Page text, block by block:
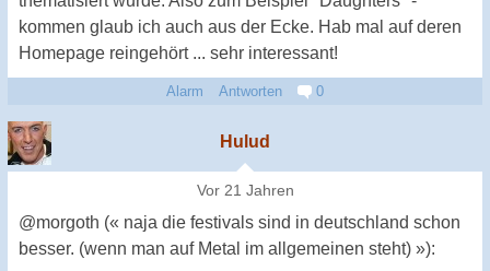
kommen glaub ich auch aus der Ecke. Hab mal auf deren
Homepage reingehört ... sehr interessant!
Alarm Antworten 0
Hulud
Vor 21 Jahren
@morgoth (« naja die festivals sind in deutschland schon
besser. (wenn man auf Metal im allgemeinen steht) »):